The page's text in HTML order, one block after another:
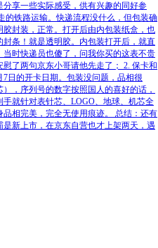
享一些实际感受，供有兴趣的同好参
的铁路运输。快递流程没什么，但包装确
封装，正常。打开后由内包装纸盒，也
条！就是透明胶。内包装打开后，就直
时快递员也傻了，问我你买的这表不贵
了两句京东小哥请他先走了； 2. 保卡和
日的开卡日期。包装没问题，品相很
，序列号的数字按照国人的喜好的话，
就针对表针芯、LOGO、地球、机芯全
相完美，完全无使用痕迹。 总结：还有
新上市，在京东自营也才上架两天，遇